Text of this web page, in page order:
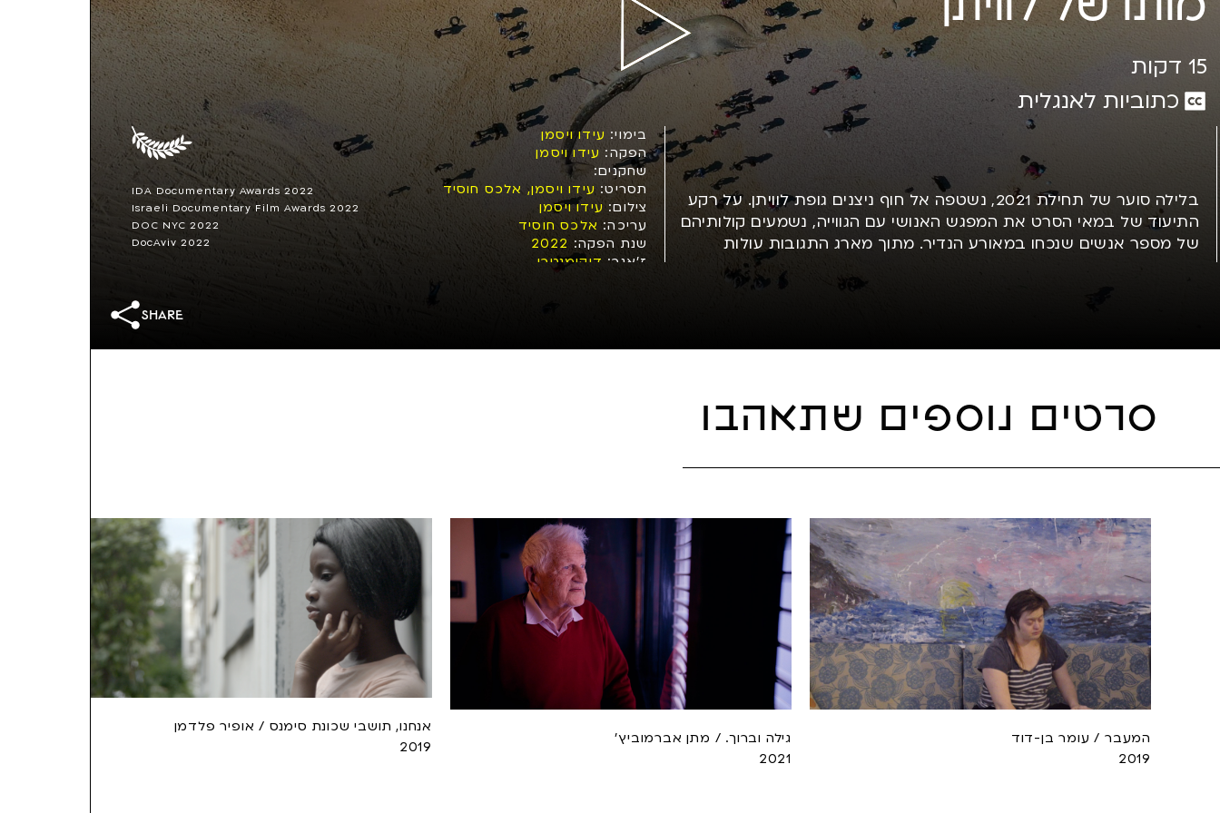
share
15 דקות
כתוביות לאנגלית
IDA Documentary Awards 2022
Israeli Documentary Film Awards 2022
DOC NYC 2022
DocAviv 2022
FIPADOC 2023
Tel Aviv International Student Film
בימוי: עידו ויסמן
הפקה: עידו ויסמן
שחקנים:
תסריט: עידו ויסמן, אלכס חוסיד
צילום: עידו ויסמן
עריכה: אלכס חוסיד
שנת הפקה: 2022
ז'אנר: דוקומנטרי
בלילה סוער של תחילת 2021, נשטפה אל חוף ניצנים גופת לוויתן. על רקע
התיעוד של במאי הסרט את המפגש האנושי עם הגווייה, נשמעים קולותיהם
של מספר אנשים שנכחו במאורע הנדיר. מתוך מארג התגובות עולות
סרטים נוספים שתאהבו
אנחנו, תושבי שכונת סימנס / אופיר פלדמן
2019
גילה וברוך. / מתן אברמוביץ'
2021
המעבר / עומר בן-דוד
2019